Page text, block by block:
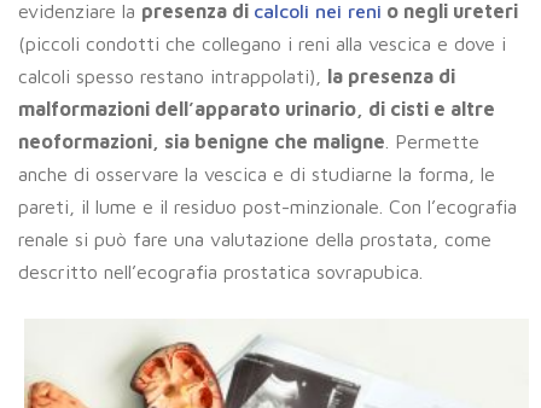
evidenziare la presenza di calcoli nei reni o negli ureteri
(piccoli condotti che collegano i reni alla vescica e dove i
calcoli spesso restano intrappolati), la presenza di
malformazioni dell’apparato urinario, di cisti e altre
neoformazioni, sia benigne che maligne . Permette
anche di osservare la vescica e di studiarne la forma, le
pareti, il lume e il residuo post-minzionale. Con l’ecografia
renale si può fare una valutazione della prostata, come
descritto nell’ecografia prostatica sovrapubica.